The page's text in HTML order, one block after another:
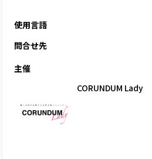
使用言語
問合せ先
主催
CORUNDUM Lady